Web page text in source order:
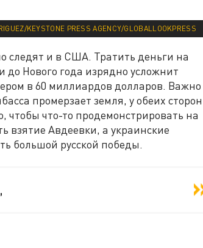
KEYSTONE PRESS AGENCY/GLOBALLOOKPRESS
следят и в США. Тратить деньги на
до Нового года изрядно усложнит
в 60 миллиардов долларов. Важно
промерзает земля, у обеих сторон
чтобы что-то продемонстрировать на
взятие Авдеевки, а украинские
большой русской победы.